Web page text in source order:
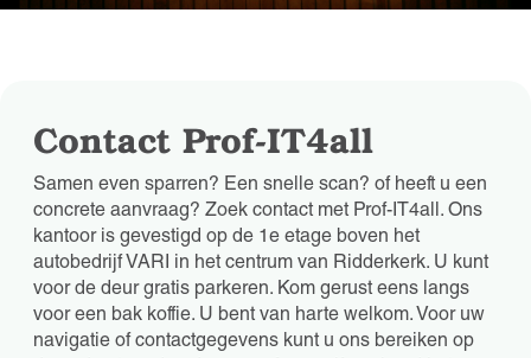
Contact Prof-IT4all
Samen even sparren? Een snelle scan? of heeft u een
concrete aanvraag? Zoek contact met Prof-IT4all. Ons
kantoor is gevestigd op de 1e etage boven het
autobedrijf VARI in het centrum van Ridderkerk. U kunt
voor de deur gratis parkeren. Kom gerust eens langs
voor een bak koffie. U bent van harte welkom. Voor uw
navigatie of contactgegevens kunt u ons bereiken op